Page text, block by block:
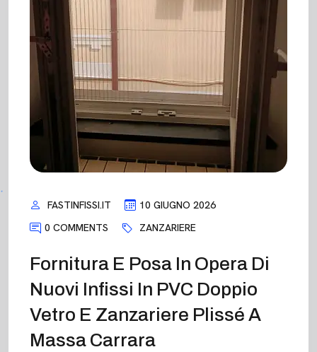
FASTINFISSI.IT
10 GIUGNO 2026
0 COMMENTS
ZANZARIERE
Fornitura E Posa In Opera Di
Nuovi Infissi In PVC Doppio
Vetro E Zanzariere Plissé A
Massa Carrara